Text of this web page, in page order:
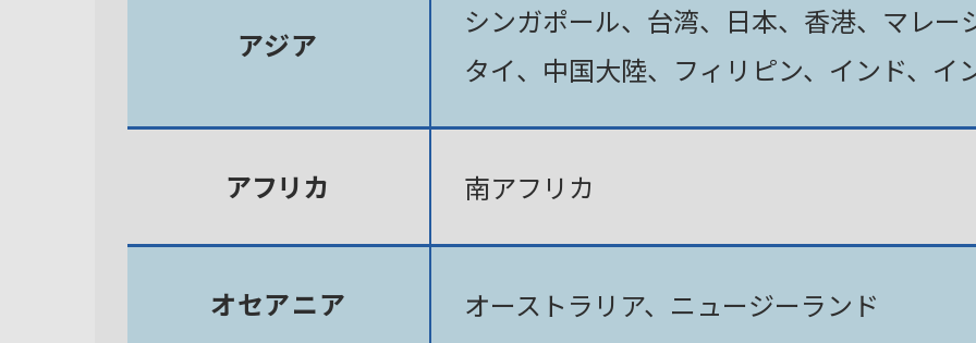
アジア
シンガポール、台湾、日本、香港、マレー
タイ、中国大陸、フィリピン、インド、イ
アフリカ 南アフリカ
オセアニア オーストラリア、ニュージーランド